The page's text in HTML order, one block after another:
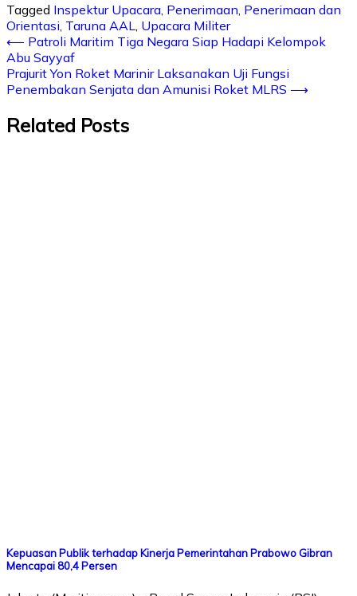
Tagged Inspektur Upacara Penerimaan Penerimaan dan
Orientasi Taruna AAL
Upacara Militer
⟵ Patroli Maritim Tiga Negara Siap Hadapi Kelompok
Abu Sayyaf
Prajurit Yon Roket Marinir Laksanakan Uji Fungsi
Penembakan Senjata dan Amunisi Roket MLRS ⟶
Related Posts
Kepuasan Publik terhadap Kinerja Pemerintahan Prabowo Gibran
Mencapai 80,4 Persen